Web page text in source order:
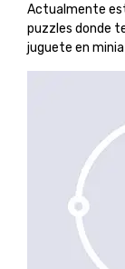
Actualmente
puzzles donde
juguete en